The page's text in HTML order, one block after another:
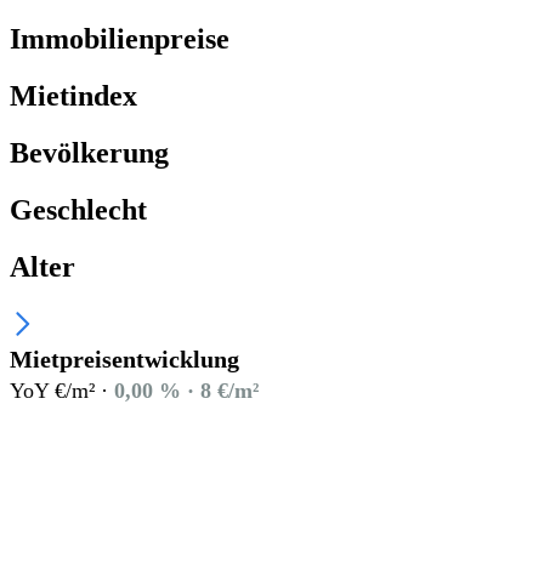
Immobilienpreise
Mietindex
Bevölkerung
Geschlecht
Alter
Mietpreisentwicklung
YoY €/m² · 0,00 % · 8 €/m²